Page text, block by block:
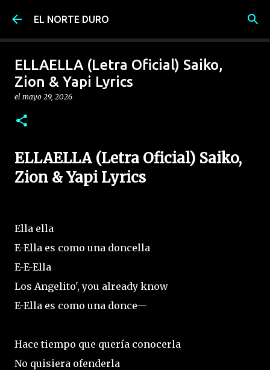
Ir al contenido principal
EL NORTE DURO
ELLAELLA (Letra Oficial) Saiko,
Zion & Yapi Lyrics
el mayo 29, 2026
ELLAELLA (Letra Oficial) Saiko,
Zion & Yapi Lyrics
Ella ella
E-Ella es como una doncella
E-E-Ella
Los Angelito', you already know
E-Ella es como una donce—
Hace tiempo que quería conocerla
No quisiera ofenderla